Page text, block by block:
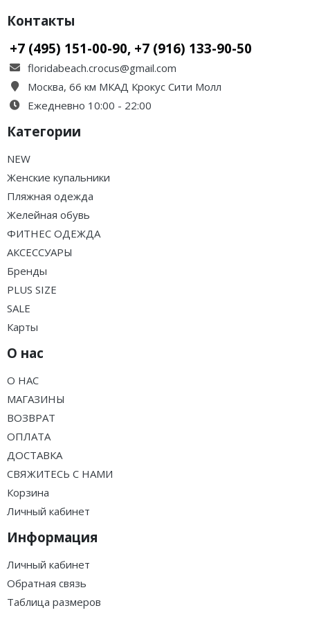
Контакты
+7 (495) 151-00-90, +7 (916) 133-90-50
floridabeach.crocus@gmail.com
Москва, 66 км МКАД Крокус Сити Молл
Ежедневно 10:00 - 22:00
Категории
NEW
Женские купальники
Пляжная одежда
Желейная обувь
ФИТНЕС ОДЕЖДА
АКСЕССУАРЫ
Бренды
PLUS SIZE
SALE
Карты
О нас
О НАС
МАГАЗИНЫ
ВОЗВРАТ
ОПЛАТА
ДОСТАВКА
СВЯЖИТЕСЬ С НАМИ
Корзина
Личный кабинет
Информация
Личный кабинет
Обратная связь
Таблица размеров